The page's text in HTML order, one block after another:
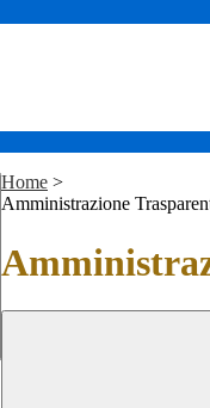
Home >
Amministrazione